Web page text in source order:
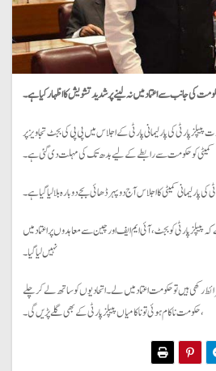
کی جانب سے اعتماد میں نہ لینے پر شدید تشویش کا اظہار کیا ہے۔
پارٹی کی پارلیمانی پارٹی کے اجلاس میں پی پی کی بجٹ تجاویز پر
کمیٹی کو حکومت سے رابطے کے لیے بدھ تک کی مہلت دی گئی ہے۔
کی پارلیمانی کمیٹی کا اجلاس آج دوپہر ڈھائی بجے دوبارہ بلالیا گیا ہے۔
پیپلز پارٹی کو بجٹ، آئی ایم ایف اور چین سے معاہدوں پر اعتماد میں
نہیں لیا گیا۔
رکھی ہیں تو حکومت اعتماد میں لے ۔ اتحادیوں کو ساتھ لے کر چلے
، حکومت ناکام ہوئی تو ناکامیاں پیپلز پارٹی کے بھی گلے پڑیں گی ۔